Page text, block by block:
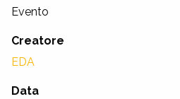
Evento
Creatore
EDA
Data